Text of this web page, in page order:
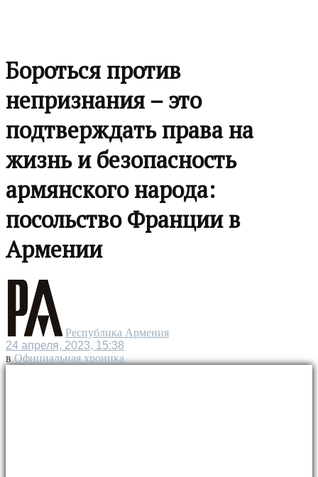
Бороться против
непризнания – это
подтверждать права на
жизнь и безопасность
армянского народа:
посольство Франции в
Армении
Республика Армения
24 апреля, 2023, 15:38
в Официальная хроника